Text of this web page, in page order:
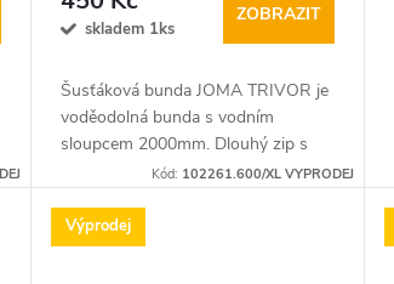
skladem 1ks
ZOBRAZIT
Šusťáková bunda JOMA TRIVOR je
voděodolná bunda s vodním
sloupcem 2000mm. Dlouhý zip s
elastickými nastavitelnými
Kód: 102261.600/XL VYPRODEJ
Výprodej